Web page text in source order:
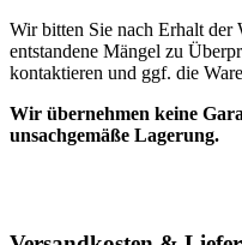
Wir bitten Sie nach Erhalt der
entstandene Mängel zu
kontaktieren und ggf. die
Wir übernehmen keine
unsachgemäße Lagerung.